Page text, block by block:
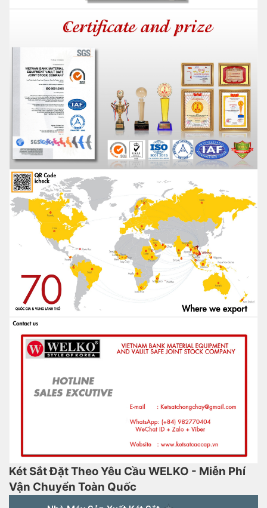
Két Sắt Đặt Theo Yêu Cầu WELKO - Miễn Phí
Vận Chuyển Toàn Quốc